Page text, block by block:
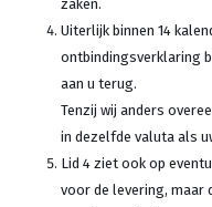
zaken.
Uiterlijk binnen 14
ontbindingsverklaring
aan u terug.
Tenzij wij anders
in dezelfde valuta als
Lid 4 ziet ook op
voor de levering, maar